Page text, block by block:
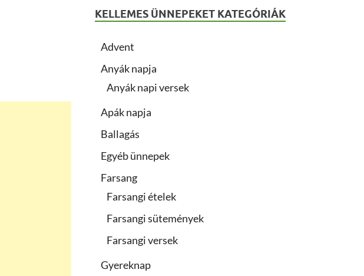
KELLEMES ÜNNEPEKET KATEGÓRIÁK
Advent
Anyák napja
Anyák napi versek
Apák napja
Ballagás
Egyéb ünnepek
Farsang
Farsangi ételek
Farsangi sütemények
Farsangi versek
Gyereknap